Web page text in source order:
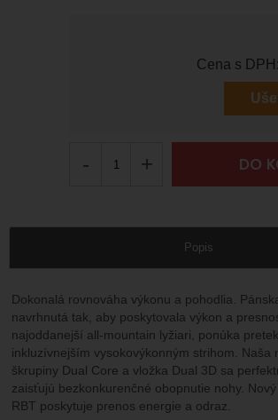
Cena s DPH:
- + DO
Popis
Dokonalá rovnováha výkonu a pohodlia.
navrhnutá tak, aby poskytovala výkon a
najoddanejší all-mountain lyžiari, ponúka
inkluzívnejším vysokovýkonným strihom. Naša
škrupiny Dual Core a vložka Dual 3D sa
zaisťujú bezkonkurenčné obopnutie nohy.
RBT poskytuje prenos energie a odraz.